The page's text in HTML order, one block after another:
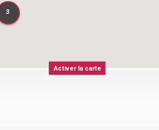
33
Activer la carte